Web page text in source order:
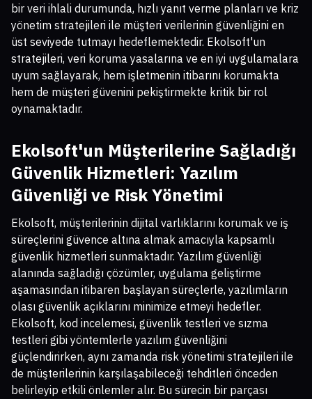
bir veri ihlali durumunda, hızlı yanıt verme planları ve kriz
yönetim stratejileri ile müşteri verilerinin güvenliğini en
üst seviyede tutmayı hedeflemektedir. Ekolsoft'un
stratejileri, veri koruma yasalarına ve en iyi uygulamalara
uyum sağlayarak, hem işletmenin itibarını korumakta
hem de müşteri güvenini pekiştirmekte kritik bir rol
oynamaktadır.
Ekolsoft'un Müşterilerine Sağladığı
Güvenlik Hizmetleri: Yazılım
Güvenliği ve Risk Yönetimi
Ekolsoft, müşterilerinin dijital varlıklarını korumak ve iş
süreçlerini güvence altına almak amacıyla kapsamlı
güvenlik hizmetleri sunmaktadır. Yazılım güvenliği
alanında sağladığı çözümler, uygulama geliştirme
aşamasından itibaren başlayan süreçlerle, yazılımların
olası güvenlik açıklarını minimize etmeyi hedefler.
Ekolsoft, kod incelemesi, güvenlik testleri ve sızma
testleri gibi yöntemlerle yazılım güvenliğini
güçlendirirken, aynı zamanda risk yönetimi stratejileri ile
de müşterilerinin karşılaşabileceği tehditleri önceden
belirleyip etkili önlemler alır. Bu sürecin bir parçası